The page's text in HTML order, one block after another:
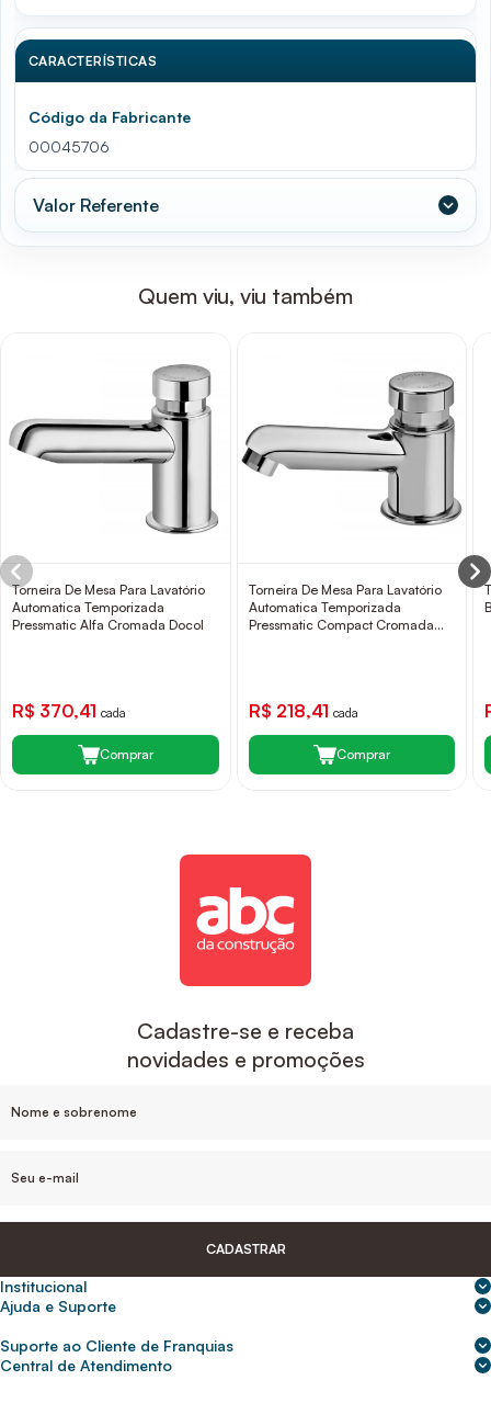
CARACTERÍSTICAS
Código da Fabricante
00045706
Valor Referente
Quem viu, viu também
Torneira De Mesa Para Lavatório
Automatica Temporizada
Pressmatic Alfa Cromada Docol
R$ 370,41 cada
Comprar
Torneira De Mesa Para Lavatório
Automatica Temporizada
Pressmatic Compact Cromada
R$ 218,41 cada
Comprar
Cadastre-se e receba
novidades e promoções
CADASTRAR
Institucional
Sobre nós
Para empresas
Ajuda e Suporte
Frete e entrega
Suporte ao Cliente de Franquias
2ª Via de Boletos - Crédito ABC
Central de Atendimento